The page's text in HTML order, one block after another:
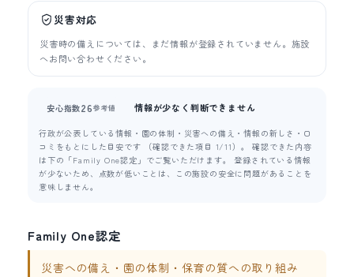
災害対応
災害時の備えについては、まだ情報が登録されていません。施設
へお問い合わせください。
安心指数26参考値 情報が少なく判断できません
行政が公表している情報・園の体制・災害への備え・情報の新しさ・口
コミをもとにした目安です （確認できた項目 1/11）。 確認できた内容
は下の「Family One認定」でご覧いただけます。 登録されている情報
が少ないため、点数が低いことは、この施設の安全に問題があることを
意味しません。
Family One認定
災害への備え・園の体制・保育の質への取り組み